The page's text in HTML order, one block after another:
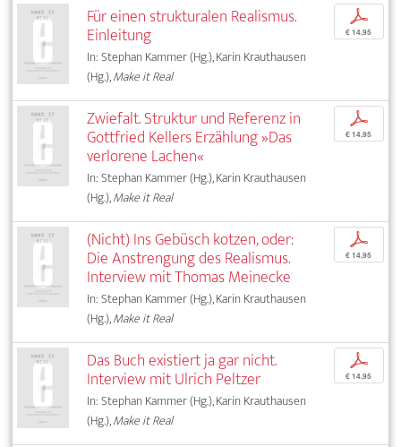
Für einen strukturalen Realismus.
Einleitung
In: Stephan Kammer (Hg.), Karin Krauthausen
(Hg.),Make it Real
p
€ 14,95
Zwiefalt. Struktur und Referenz in
Gottfried Kellers Erzählung »Das
verlorene Lachen«
In: Stephan Kammer (Hg.), Karin Krauthausen
(Hg.),Make it Real
p
€ 14,95
(Nicht) Ins Gebüsch kotzen, oder:
Die Anstrengung des Realismus.
Interview mit Thomas Meinecke
In: Stephan Kammer (Hg.), Karin Krauthausen
(Hg.),Make it Real
p
€ 14,95
Das Buch existiert ja gar nicht.
Interview mit Ulrich Peltzer
In: Stephan Kammer (Hg.), Karin Krauthausen
(Hg.),Make it Real
p
€ 14,95